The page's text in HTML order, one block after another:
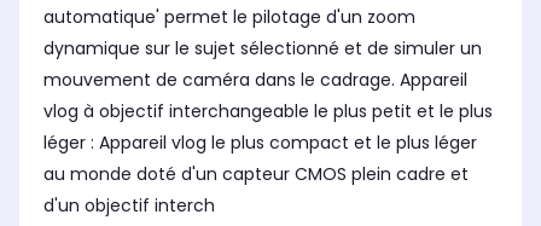
automatique' permet le pilotage d'un zoom
dynamique sur le sujet sélectionné et de simuler un
mouvement de caméra dans le cadrage. Appareil
vlog à objectif interchangeable le plus petit et le plus
léger : Appareil vlog le plus compact et le plus léger
au monde doté d'un capteur CMOS plein cadre et
d'un objectif interch